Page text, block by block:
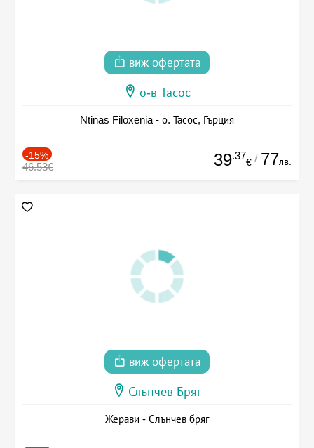
виж офертата
о-в Тасос
Ntinas Filoxenia - о. Тасос, Гърция
-15%
46.53€ 39.37
€ / 77лв.
виж офертата
Слънчев Бряг
Жерави - Слънчев бряг